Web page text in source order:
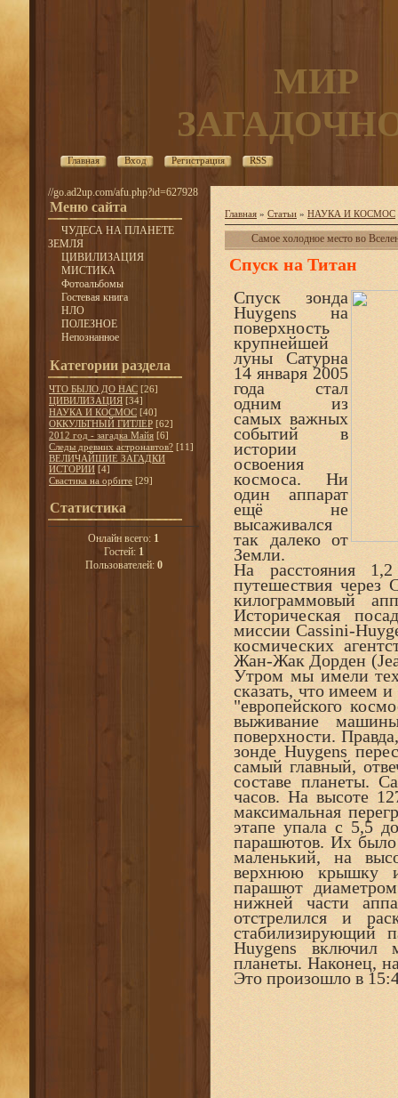
МИР
Главная Вход Регистрация RSS
//go.ad2up.com/afu.php?id=627928
Меню сайта
ЧУДЕСА НА ПЛАНЕТЕ
ЗЕМЛЯ
ЦИВИЛИЗАЦИЯ
МИСТИКА
Фотоальбомы
Гостевая книга
НЛО
ПОЛЕЗНОЕ
Непознанное
Категории раздела
ЧТО БЫЛО ДО НАС [26]
ЦИВИЛИЗАЦИЯ [34]
НАУКА И КОСМОС [40]
ОККУЛЬТНЫЙ ГИТЛЕР [62]
2012 год - загадка Майя [6]
Следы древних астронавтов? [11]
ВЕЛИЧАЙШИЕ ЗАГАДКИ
ИСТОРИИ [4]
Свастика на орбите [29]
Статистика
Онлайн всего: 1
Гостей: 1
Пользователей: 0
Главная » Статьи » НАУКА И КОСМОС
Самое холодное место во
Спуск на Титан
Спуск зонда
Huygens на
поверхность
крупнейшей
луны Сатурна
14 января 2005
года стал
одним из
самых важных
событий в
истории
освоения
космоса. Ни
один аппарат
ещё не
высаживался
так далеко от
Земли.
На расстояния 1,2
путешествия через
килограммовый
Историческая
миссии Cassini-
космических
Жан-Жак Дорден
Утром мы имели
сказать, что имеем
"европейского
выживание
поверхности.
зонде Huygens
самый главный,
составе планеты.
часов. На высоте
максимальная
этапе упала с 5,5
парашютов. Их
маленький, на
верхнюю крышку и
парашют
нижней части
отстрелился и
стабилизирующий
Huygens включил
планеты. Наконец,
Это произошло в